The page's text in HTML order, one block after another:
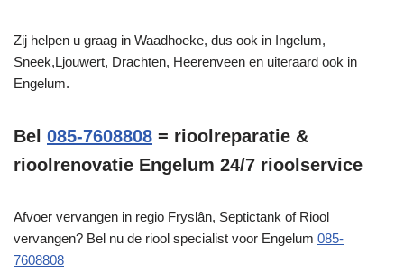
Zij helpen u graag in Waadhoeke, dus ook in Ingelum,
Sneek,Ljouwert, Drachten, Heerenveen en uiteraard ook in
Engelum.
Bel 085-7608808 = rioolreparatie &
rioolrenovatie Engelum 24/7 rioolservice
Afvoer vervangen in regio Fryslân, Septictank of Riool
vervangen? Bel nu de riool specialist voor Engelum 085-
7608808